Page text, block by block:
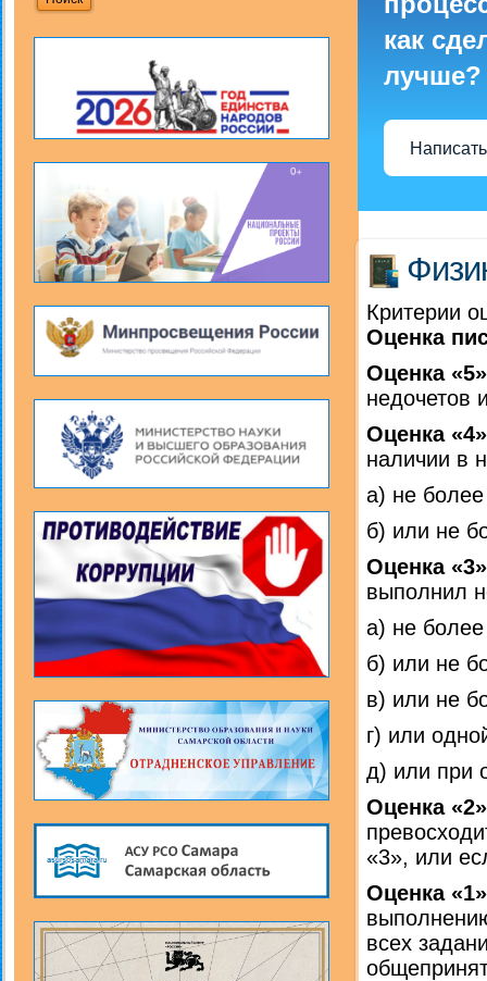
как
лучше?
Критерии
Оценка
Оценка «5»
недочетов
Оценка «4»
наличии в
а) не
б) или не
Оценка «3»
выполнил
а) не
б) или не
в) или не
г) или
д) или при
Оценка «2»
«3», или
Оценка «1»
всех